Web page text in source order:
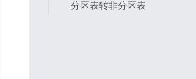
分区表转非分区表